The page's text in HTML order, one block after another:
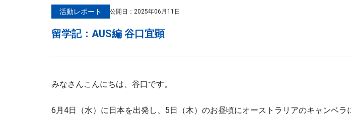
活動レポート 公開日： 2025年06月11日
留学記：AUS編 谷口宜顕
みなさんこんにちは、谷口です。
6月4日（水）に日本を出発し、5日（木）のお昼頃にオーストラリアのキャンベ